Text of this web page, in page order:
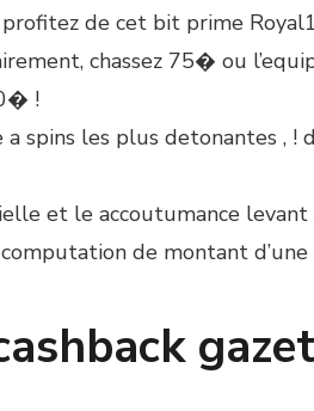
de cet bit prime Royal1
chassez 75� ou
!
a spins les plus detonantes
et le accoutumance levant
de montant